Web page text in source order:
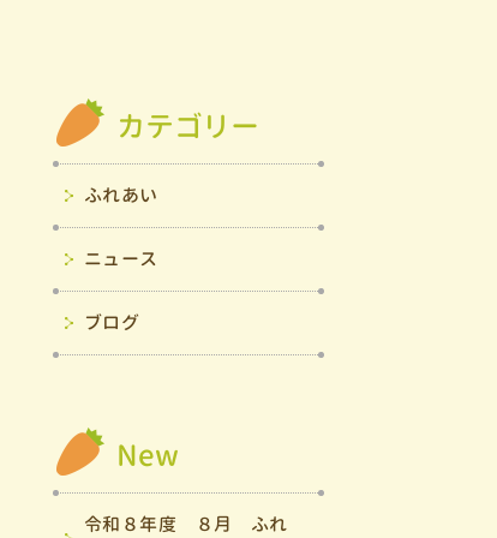
カテゴリー
ふれあい
ニュース
ブログ
New
令和８年度 ８月 ふれ